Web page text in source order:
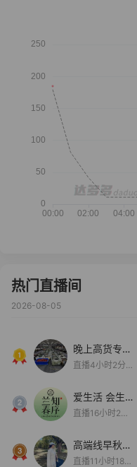
热门直播间
2026-08-05
晚上高货专场
大放漏
直播4小时2分5
爱生活 会生
活
直播16小时24
高端线早秋现
货首发
直播11小时18分